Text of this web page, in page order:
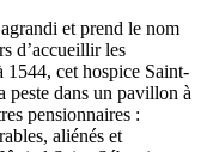
et prend le nom
d’accueillir les
1544, cet hospice Saint-
peste dans un pavillon à
pensionnaires :
aliénés et